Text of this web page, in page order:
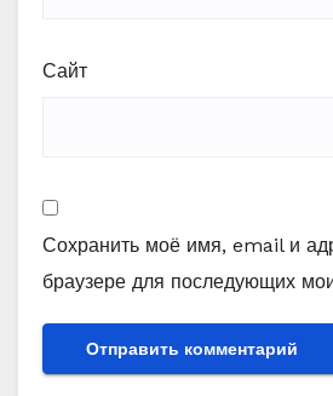
Сайт
Сохранить моё имя, email и
браузере для последующих